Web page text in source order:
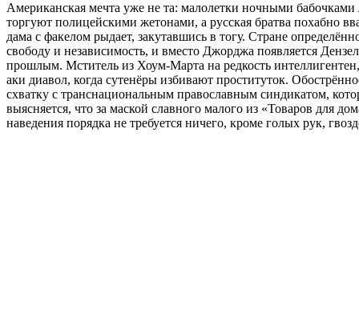
Американская мечта уже не та: малолетки ночными
торгуют полицейскими жетонами, а русская братва похабно
дама с факелом рыдает, закутавшись в тогу. Стране
свободу и независимость, и вместо Джорджа появляется
прошлым. Мститель из Хоум-Марта на редкость
аки диавол, когда сутенёры избивают проституток.
схватку с транснациональным православным синдикатом,
выясняется, что за маской славного малого из «Товаров для
наведения порядка не требуется ничего, кроме голых рук,